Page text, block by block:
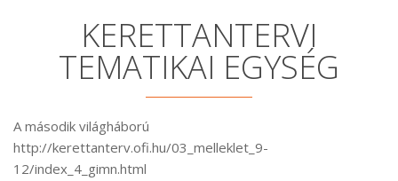
KERETTANTERVI
TEMATIKAI EGYSÉG
A második világháború
http://kerettanterv.ofi.hu/03_melleklet_9-
12/index_4_gimn.html